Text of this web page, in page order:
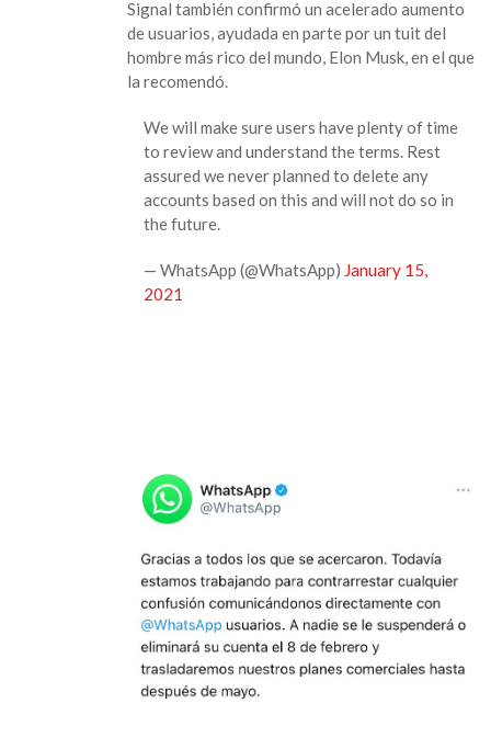
Signal también confirmó un acelerado aumento
de usuarios, ayudada en parte por un tuit del
hombre más rico del mundo, Elon Musk, en el que
la recomendó.
We will make sure users have plenty of time
to review and understand the terms. Rest
assured we never planned to delete any
accounts based on this and will not do so in
the future.
— WhatsApp (@WhatsApp) January 15,
2021